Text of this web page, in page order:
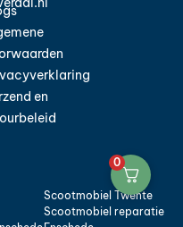
en
Scootmobiel Twente
Scootmobiel reparatie
0